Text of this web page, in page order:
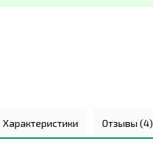
Характеристики Отзывы (4)